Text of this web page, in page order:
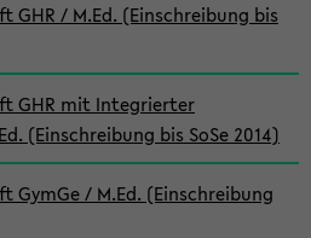
GHR / M.Ed. (Einschreibung bis
GHR mit Integrierter
(Einschreibung bis SoSe 2014)
GymGe / M.Ed. (Einschreibung